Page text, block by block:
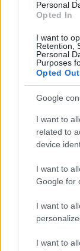
Personal
Opted In
I want to
Retention,
Personal
Purposes
Opted Out
Google
I want to
related to
device
I want to
Google for
I want to
I want to